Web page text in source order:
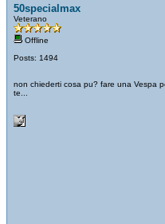
50specialmax
Veterano
Offline
Posts: 1494
non chiederti cosa pu? fare una Vespa
te...